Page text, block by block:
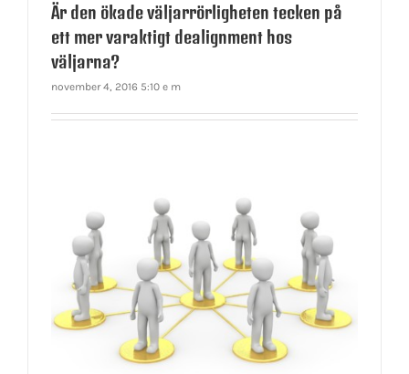
Är den ökade väljarrörligheten tecken på
ett mer varaktigt dealignment hos
väljarna?
november 4, 2016 5:10 e m